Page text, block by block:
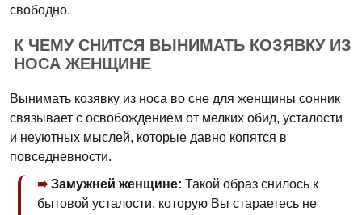
свободно.
К ЧЕМУ СНИТСЯ ВЫНИМАТЬ КОЗЯВКУ ИЗ
НОСА ЖЕНЩИНЕ
Вынимать козявку из носа во сне для женщины сонник
связывает с освобождением от мелких обид, усталости
и неуютных мыслей, которые давно копятся в
повседневности.
Замужней женщине: Такой образ снилось к
бытовой усталости, которую Вы стараетесь не